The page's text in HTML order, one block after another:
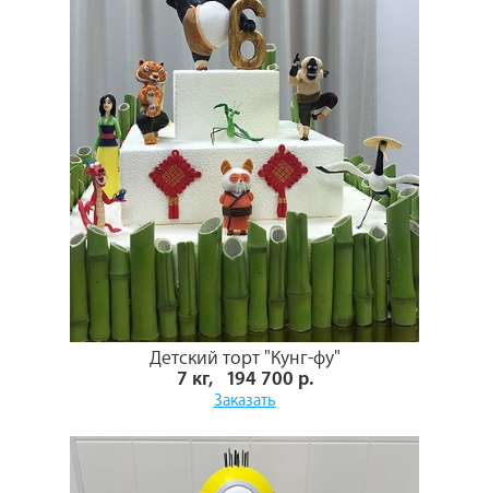
Детский торт "Кунг-фу"
7 кг, 194 700 р.
Заказать